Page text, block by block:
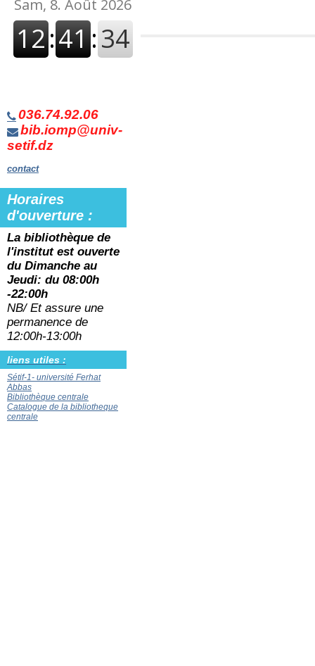
036.74.92.06
bib.iomp@univ-
setif.dz
contact
Horaires
d'ouverture :
La bibliothèque de
l'institut est ouverte
du Dimanche au
Jeudi: du 08:00h
-22:00h
NB/ Et assure une
permanence de
12:00h-13:00h
liens utiles :
Sétif-1- université Ferhat
Abbas
Bibliothèque centrale
Catalogue de la bibliotheque
centrale